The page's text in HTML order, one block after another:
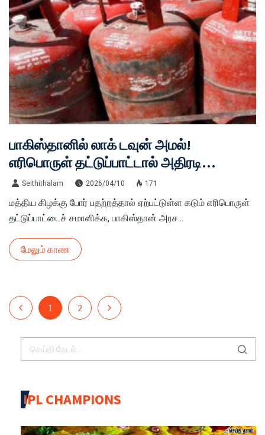
பாகிஸ்தானில் லாக் டவுன் அமல்!
எரிபொருள் தட்டுப்பாட்டால் அதிரடி
நடவடிக்கை.
Seithithalam 2026/04/10 171
மத்திய கிழக்கு போர் பதற்றத்தால் ஏற்பட்டுள்ள கடும் எரிபொருள்
தட்டுப்பாட்டைச் சமாளிக்க, பாகிஸ்தான் அரச...
மேலும் காண
1 2
IPL CHAMPIONS